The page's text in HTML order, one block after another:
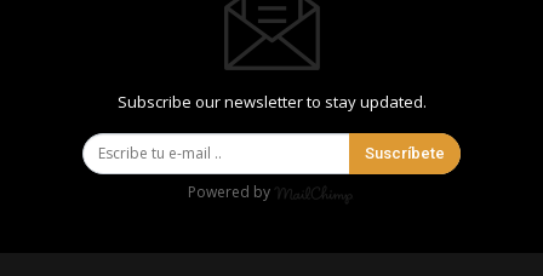
Subscribe our newsletter to stay updated.
Suscríbete
Powered by